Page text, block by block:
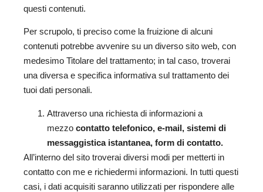
questi contenuti.
Per scrupolo, ti preciso come la fruizione di alcuni
contenuti potrebbe avvenire su un diverso sito web, con
medesimo Titolare del trattamento; in tal caso, troverai
una diversa e specifica informativa sul trattamento dei
tuoi dati personali.
Attraverso una richiesta di informazioni a
mezzo contatto telefonico, e-mail, sistemi di
messaggistica istantanea, form di contatto.
All’interno del sito troverai diversi modi per metterti in
contatto con me e richiedermi informazioni. In tutti questi
casi, i dati acquisiti saranno utilizzati per rispondere alle